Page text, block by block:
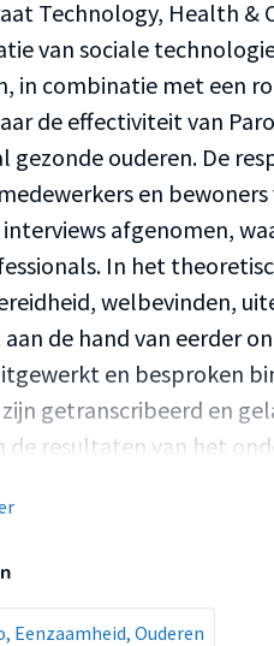
Technology, Health &
van sociale
in combinatie met een
de effectiviteit van
gezonde ouderen. De
en
afgenomen,
In het
welbevinden,
de hand van eerder
en besproken
getranscribeerd en
de resultaten van het
Uit het onderzoek is
het theoretisch kader
doelgroepen.
Eenzaamheid, Ouderen